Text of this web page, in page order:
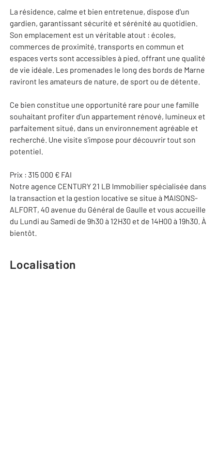
La résidence, calme et bien entretenue, dispose d'un
gardien, garantissant sécurité et sérénité au quotidien.
Son emplacement est un véritable atout : écoles,
commerces de proximité, transports en commun et
espaces verts sont accessibles à pied, offrant une qualité
de vie idéale. Les promenades le long des bords de Marne
raviront les amateurs de nature, de sport ou de détente.
Ce bien constitue une opportunité rare pour une famille
souhaitant profiter d'un appartement rénové, lumineux et
parfaitement situé, dans un environnement agréable et
recherché. Une visite s'impose pour découvrir tout son
potentiel.
Prix : 315 000 € FAI
Notre agence CENTURY 21 LB Immobilier spécialisée dans
la transaction et la gestion locative se situe à MAISONS-
ALFORT, 40 avenue du Général de Gaulle et vous accueille
du Lundi au Samedi de 9h30 à 12H30 et de 14H00 à 19h30. À
bientôt.
Localisation